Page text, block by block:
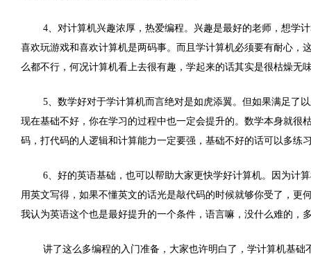
4、对计算机兴趣浓厚，热爱编程。兴趣是最好的老师，想学
喜欢玩游戏和喜欢计算机是两码事。而且学计算机必须要有耐心
么都不行，何况计算机看上去很有趣，学起来的话其实是很枯燥无
5、数学好对于学计算机而言绝对是如虎添翼。但如果满足了
现在基础不好，你在学习的过程中也一定会提升的。数学本身就
码，打代码的人逻辑和计算能力一定要强，基础不好的话可以多练
6、好的英语基础，也可以帮助大家更快学好计算机。因为计
用英文写得，如果不懂英文的话光是敲代码的时候就够你受了，更
我认为英语这个也是最好提升的一个条件，语言嘛，没什么难的，
讲了这么多编程的入门准备，大家也许明白了，学计算机基